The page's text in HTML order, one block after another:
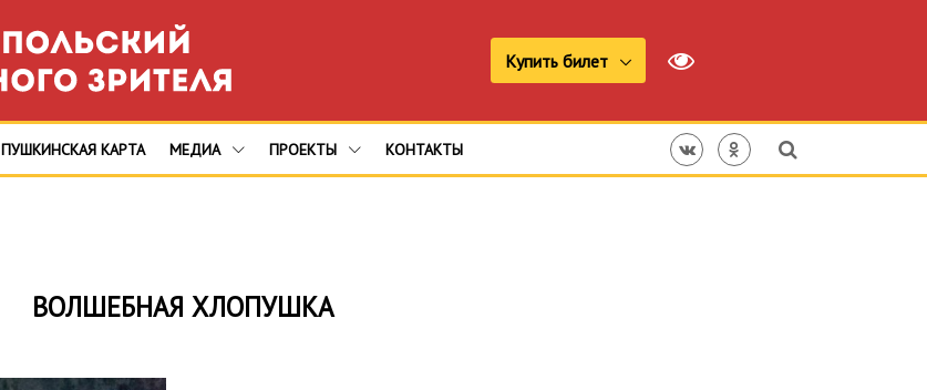
Купить билет
ПУШКИНСКАЯ КАРТА МЕДИА ПРОЕКТЫ КОНТАКТЫ
ВОЛШЕБНАЯ ХЛОПУШКА